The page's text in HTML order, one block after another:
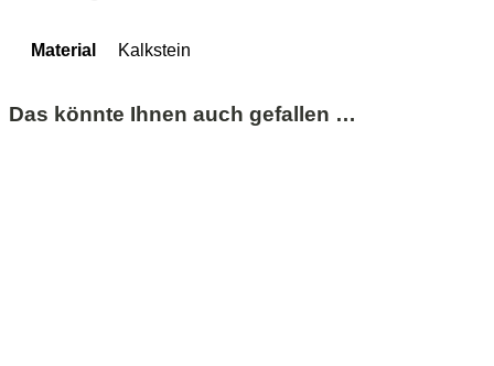
Material Kalkstein
Das könnte Ihnen auch gefallen …